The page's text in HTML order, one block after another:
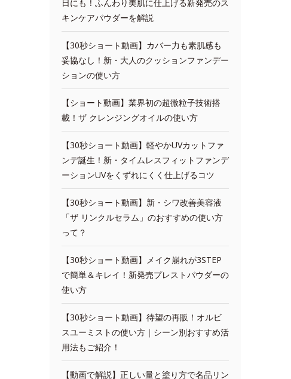
日にも！ふんわり美肌に仕上げる新発売のス
キンケアパウダーを解説
【30秒ショート動画】カバー力も素肌感も
妥協なし！新・大人のクッションファンデー
ションの使い方
【ショート動画】業界初の超微粒子技術搭
載！ザ クレンジングオイルの使い方
【30秒ショート動画】軽やかUVカットファ
ンデ誕生！新・タイムレスフィットファンデ
ーションUVをくずれにくく仕上げるコツ
【30秒ショート動画】新・シワ改善美容液
「ザ リンクルセラム」のおすすめの使い方
って？
【30秒ショート動画】メイク崩れが3STEP
で簡単＆キレイ！新発売プレストパウダーの
使い方
【30秒ショート動画】待望の再販！オルビ
スユーミストの使い方｜シーン別おすすめ活
用法もご紹介！
【動画で解説】正しい量と塗り方で名品リン